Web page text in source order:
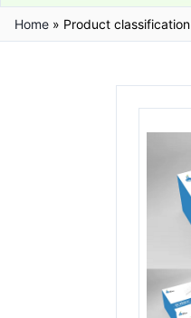
Home » Product classification